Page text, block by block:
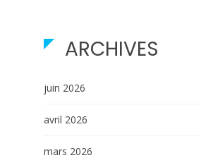
ARCHIVES
juin 2026
avril 2026
mars 2026